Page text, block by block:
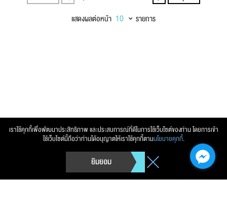
เราใช้คุกกี้เพื่อพัฒนาประสิทธิภาพ และประสบการณ์ที่ดีในการใช้เว็บไซต์ของท่าน โดยการเข้า
ใช้เว็บไซต์นี้ถือว่าท่านได้อนุญาตให้เราใช้คุกกี้ตามนโยบายคุกกี้.
ยิมยอม
แสดงผลต่อหน้า รายการ